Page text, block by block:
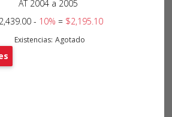
AT 2004 a 2005
- 10% = $2,195.10
Existencias: Agotado